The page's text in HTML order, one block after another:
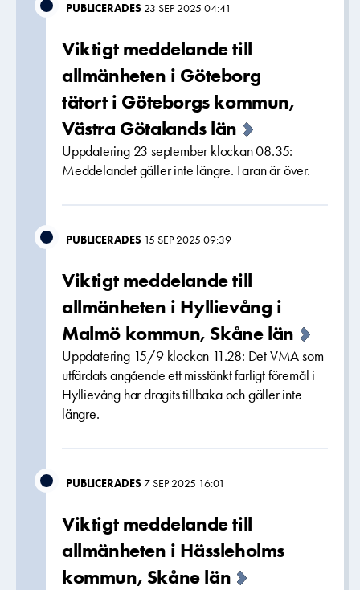
PUBLICERADES 23 SEP 2025 04:41
Viktigt meddelande till
allmänheten i Göteborg
tätort i Göteborgs kommun,
Västra Götalands län
Uppdatering 23 september klockan 08.35:
Meddelandet gäller inte längre. Faran är över.
PUBLICERADES 15 SEP 2025 09:39
Viktigt meddelande till
allmänheten i Hyllievång i
Malmö kommun, Skåne län
Uppdatering 15/9 klockan 11.28: Det VMA som
utfärdats angående ett misstänkt farligt föremål i
Hyllievång har dragits tillbaka och gäller inte
längre.
PUBLICERADES 7 SEP 2025 16:01
Viktigt meddelande till
allmänheten i Hässleholms
kommun, Skåne län